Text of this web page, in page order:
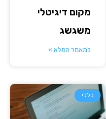
מקום דיגיטלי
משגשג
למאמר המלא »
כללי